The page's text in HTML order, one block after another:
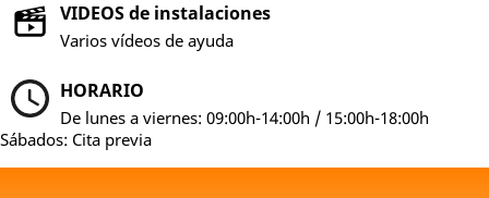
VIDEOS de instalaciones
Varios vídeos de ayuda
HORARIO
De lunes a viernes: 09:00h-14:00h / 15:00h-18:00h
Sábados: Cita previa